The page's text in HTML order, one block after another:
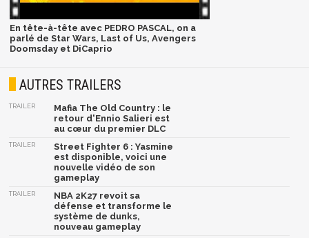
En tête-à-tête avec PEDRO PASCAL, on a
parlé de Star Wars, Last of Us, Avengers
Doomsday et DiCaprio
AUTRES TRAILERS
TRAILER
Mafia The Old Country : le
retour d'Ennio Salieri est
au cœur du premier DLC
TRAILER
Street Fighter 6 : Yasmine
est disponible, voici une
nouvelle vidéo de son
gameplay
TRAILER
NBA 2K27 revoit sa
défense et transforme le
système de dunks,
nouveau gameplay